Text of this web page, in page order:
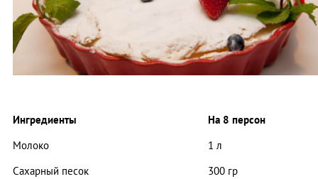
Ингредиенты
На 8 персон
Молоко
1 л
Сахарный песок
300 гр